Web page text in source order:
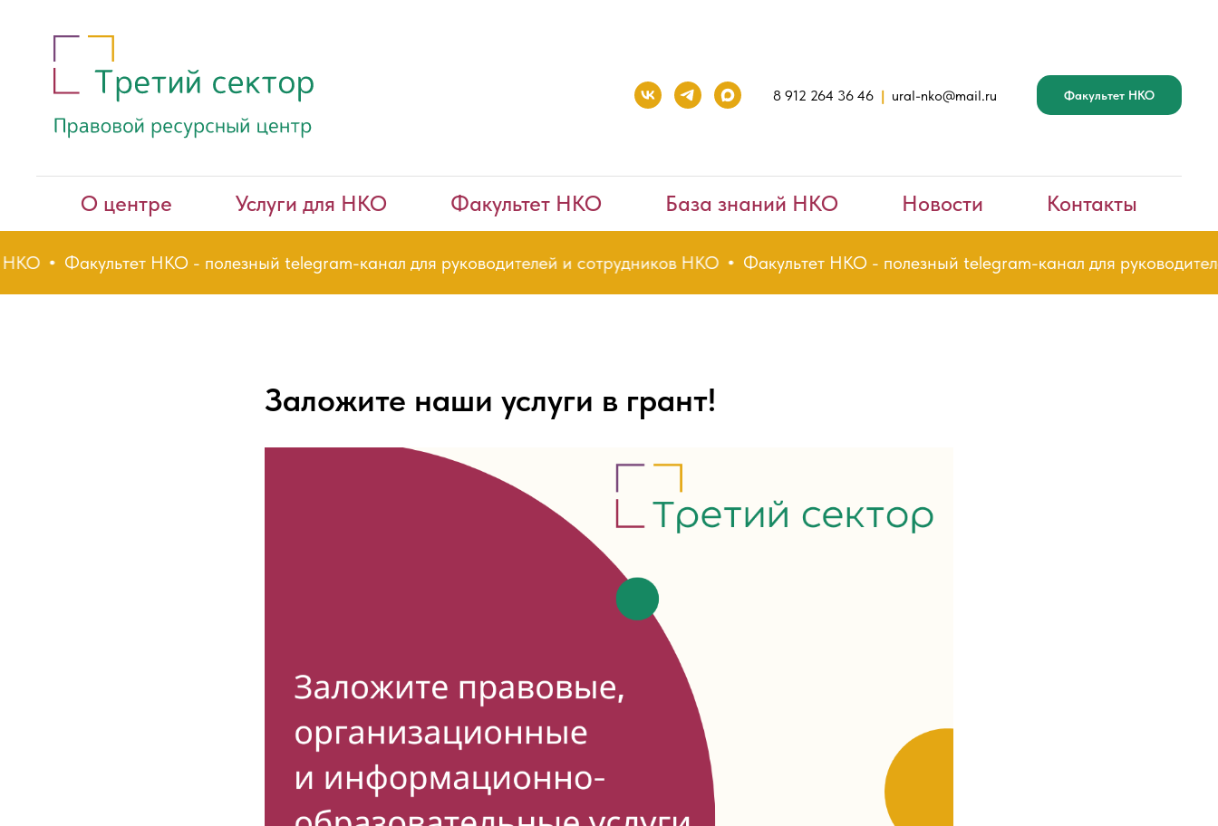
8 912 264 36 46 | ural-nko@mail.ru Факультет НКО
О центре Услуги для НКО Факультет НКО База знаний НКО Новости Контакты
Факультет НКО - полезный telegram-канал для руководителей и сотрудников НКО Факультет НКО - полезный telegram-канал для
Заложите наши услуги в грант!